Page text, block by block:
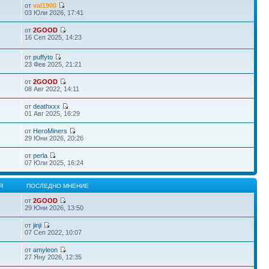
отval1900
03 Юли 2026, 17:41
от2GOOD
16 Сеп 2025, 14:23
отpuffyto
23 Фев 2025, 21:21
от2GOOD
08 Авг 2022, 14:11
отdeathxxx
01 Авг 2025, 16:29
от HeroMiners
29 Юни 2026, 20:26
отperla
07 Юли 2025, 16:24
ПОСЛЕДНО МНЕНИЕ
от2GOOD
29 Юни 2026, 13:50
отjinji
07 Сеп 2022, 10:07
отamyleon
27 Яну 2026, 12:35